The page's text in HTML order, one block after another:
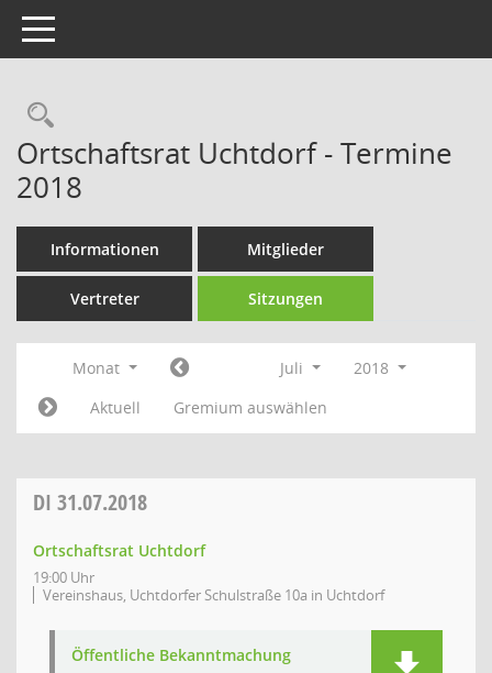
Toggle navigation
Rechercheauswahl
Ortschaftsrat Uchtdorf - Termine
2018
Informationen Mitglieder
Vertreter Sitzungen
Monat Juli
2018
Aktuell
Gremium auswählen
DI 31.07.2018
Ortschaftsrat Uchtdorf
19:00 Uhr
Vereinshaus, Uchtdorfer Schulstraße 10a in Uchtdorf
Öffentliche Bekanntmachung